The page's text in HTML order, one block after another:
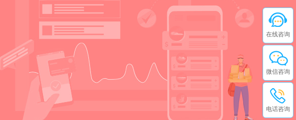
在线咨询
微信咨询
电话咨询